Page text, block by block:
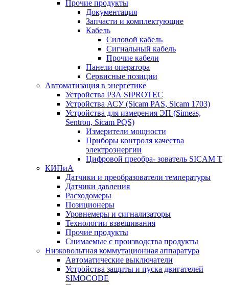
Прочие продукты
Документация
Запчасти и комплектующие
Кабель
Силовой кабель
Сигнальный кабель
Прочие кабели
Панели оператора
Сервисные позиции
Автоматизация в энергетике
Устройства РЗА SIPROTEC
Устройства АСУ (Sicam PAS, Sicam 1703)
Устройства для измерения ЭП (Simeas,
Sentron, Sicam PQS)
Измерители мощности
Приборы контроля качества
электроэнергии
Цифровой преобра- зователь SICAM T
КИПиА
Датчики и преобразователи температуры
Датчики давления
Расходомеры
Позиционеры
Уровнемеры и сигнализаторы
Технологии взвешивания
Прочие продукты
Снимаемые с производства продукты
Низковольтная коммутационная аппаратура
Автоматические выключатели
Устройства защиты и пуска двигателей
SIMOCODE